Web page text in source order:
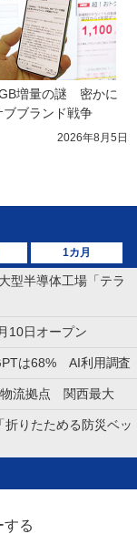
増量の謎　密かに
ブブランド戦争
2026年8月5日
1カ月
型半導体工場「テラ
10日オープン
は68% AI利用調査
物流拠点 関西最大
りたためる防災ベッ
する